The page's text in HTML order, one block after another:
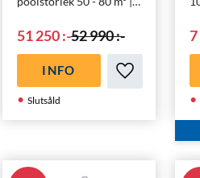
favoriter
mest moderna
komponenter till ett
oslagbart pris!
51 250:-52 990:-
Lägg till i
Slutsåld
INFO